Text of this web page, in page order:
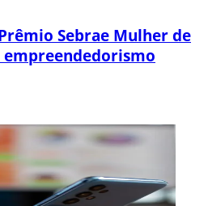
Sebrae Mulher de
empreendedorismo